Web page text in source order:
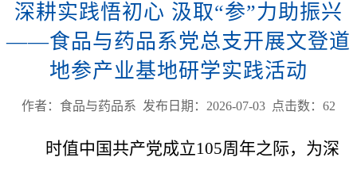
深耕实践悟初心 汲取“参”力助振兴
——食品与药品系党总支开展文登道
地参产业基地研学实践活动
作者：食品与药品系 发布日期：2026-07-03 点击数： 62
时值中国共产党成立105周年之际，为深